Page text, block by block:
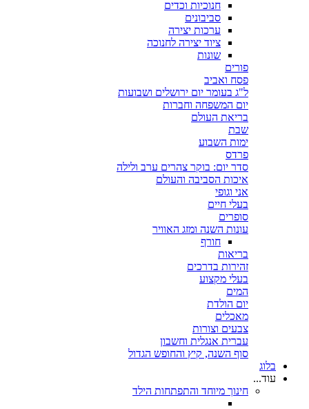
חנוכיות וכדים
סביבונים
ערכות יצירה
ציוד יצירה לחנוכה
שונות
פורים
פסח ואביב
ל"ג בעומר יום ירושלים ושבועות
יום המשפחה וחברות
בריאת העולם
שבת
ימות השבוע
פרדס
סדר יום: בוקר צהרים ערב ולילה
איכות הסביבה והעולם
אני וגופי
בעלי חיים
סופרים
עונות השנה ומזג האוויר
חורף
בריאות
זהירות בדרכים
בעלי מקצוע
המים
יום הולדת
מאכלים
צבעים וצורות
עברית אנגלית וחשבון
סוף השנה, קיץ והחופש הגדול
בלוג
עוד...
חינוך מיוחד והתפתחות הילד